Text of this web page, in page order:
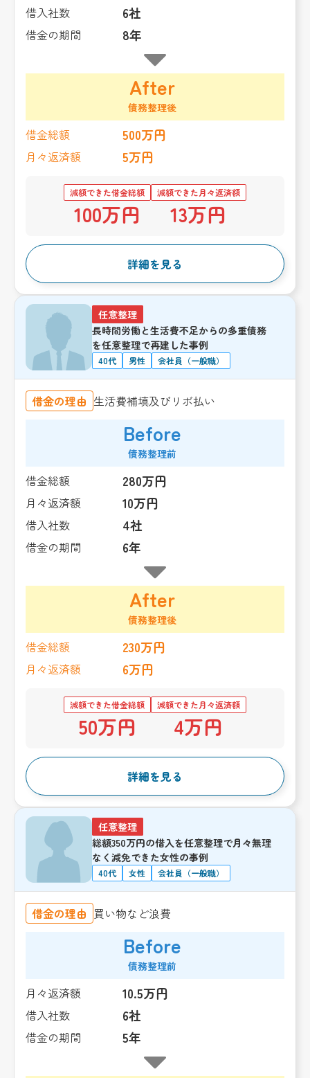
借入社数 6社
借金の期間 8年
After
債務整理後
借金総額 500万円
月々返済額 5万円
減額できた借金総額
100万円
減額できた月々返済額
13万円
詳細を見る
任意整理
長時間労働と生活費不足からの多重債務
を任意整理で再建した事例
40代 男性 会社員（一般職）
借金の理由 生活費補填及びリボ払い
Before
債務整理前
借金総額 280万円
月々返済額 10万円
借入社数 4社
借金の期間 6年
After
債務整理後
借金総額 230万円
月々返済額 6万円
減額できた借金総額
50万円
減額できた月々返済額
4万円
詳細を見る
任意整理
総額350万円の借入を任意整理で月々無理
なく減免できた女性の事例
40代 女性 会社員（一般職）
借金の理由 買い物など浪費
Before
債務整理前
月々返済額 10.5万円
借入社数 6社
借金の期間 5年